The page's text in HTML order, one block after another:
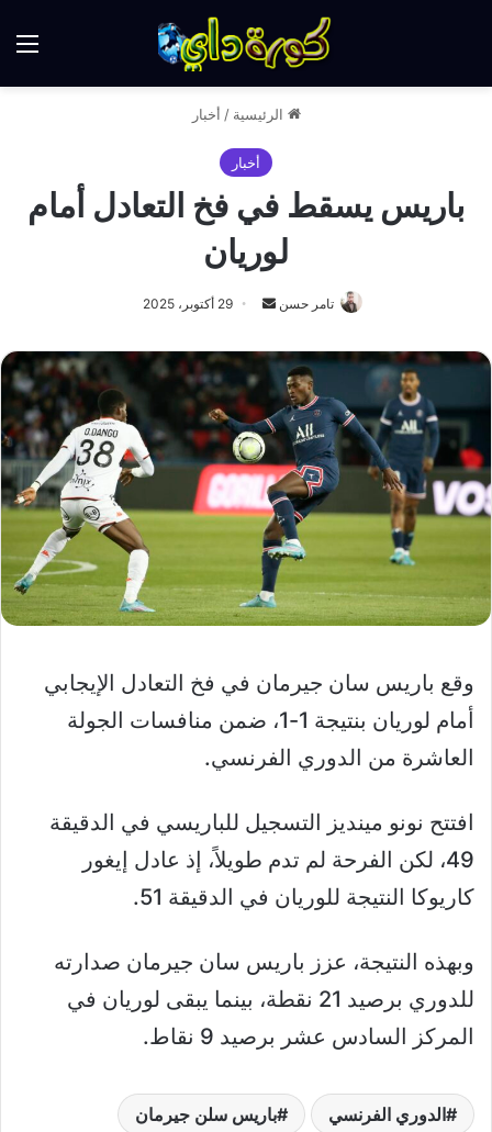
الرئيسية / أخبار
أخبار
باريس يسقط في فخ التعادل أمام
لوريان
تامر حسن
أرسل
إلكترونيا
29 أكتوبر، 2025
وقع باريس سان جيرمان في فخ التعادل الإيجابي
أمام لوريان بنتيجة 1-1، ضمن منافسات الجولة
العاشرة من الدوري الفرنسي.
افتتح نونو مينديز التسجيل للباريسي في الدقيقة
49، لكن الفرحة لم تدم طويلاً، إذ عادل إيغور
كاريوكا النتيجة للوريان في الدقيقة 51.
وبهذه النتيجة، عزز باريس سان جيرمان صدارته
للدوري برصيد 21 نقطة، بينما يبقى لوريان في
المركز السادس عشر برصيد 9 نقاط.
الدوري الفرنسي باريس سلن جيرمان